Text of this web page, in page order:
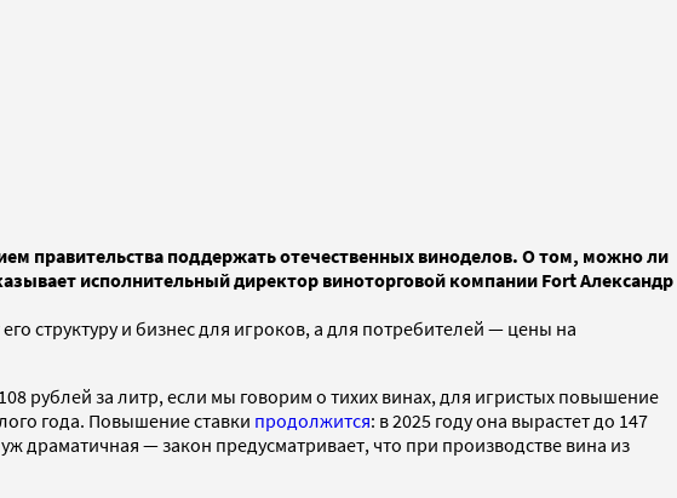
правительства поддержать отечественных виноделов. О том, можно ли
исполнительный директор виноторговой компании Fort Александр
структуру и бизнес для игроков, а для потребителей — цены на
рублей за литр, если мы говорим о тихих винах, для игристых повышение
года. Повышение ставки продолжится: в 2025 году она вырастет до 147
драматичная — закон предусматривает, что при производстве вина из